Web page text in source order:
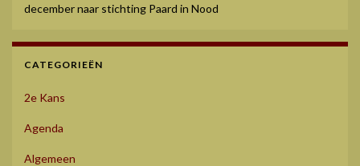
december naar stichting Paard in Nood
CATEGORIEËN
2e Kans
Agenda
Algemeen